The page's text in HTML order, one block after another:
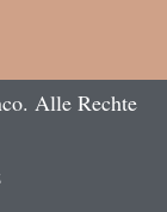
Alle Rechte